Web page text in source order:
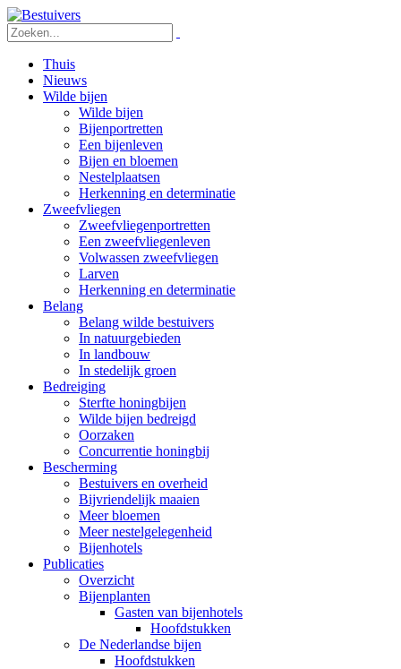
Thuis
Nieuws
Wilde bijen
Wilde bijen
Bijenportretten
Een bijenleven
Bijen en bloemen
Nestelplaatsen
Herkenning en determinatie
Zweefvliegen
Zweefvliegenportretten
Een zweefvliegenleven
Volwassen zweefvliegen
Larven
Herkenning en determinatie
Belang
Belang wilde bestuivers
In natuurgebieden
In landbouw
In stedelijk groen
Bedreiging
Sterfte honingbijen
Wilde bijen bedreigd
Oorzaken
Concurrentie honingbij
Bescherming
Bestuivers en overheid
Bijvriendelijk maaien
Meer bloemen
Meer nestelgelegenheid
Bijenhotels
Publicaties
Overzicht
Bijenplanten
Gasten van bijenhotels
Hoofdstukken
De Nederlandse bijen
Hoofdstukken